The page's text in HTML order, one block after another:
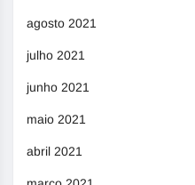
agosto 2021
julho 2021
junho 2021
maio 2021
abril 2021